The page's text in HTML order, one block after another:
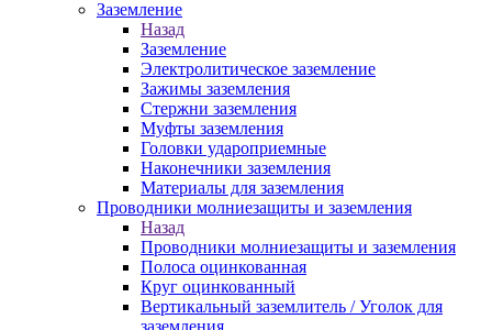
Заземление
Назад
Заземление
Электролитическое заземление
Зажимы заземления
Стержни заземления
Муфты заземления
Головки удароприемные
Наконечники заземления
Материалы для заземления
Проводники молниезащиты и заземления
Назад
Проводники молниезащиты и заземления
Полоса оцинкованная
Круг оцинкованный
Вертикальный заземлитель / Уголок для
заземления